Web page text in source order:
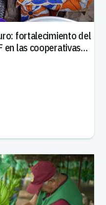
fortalecimiento del
en las cooperativas